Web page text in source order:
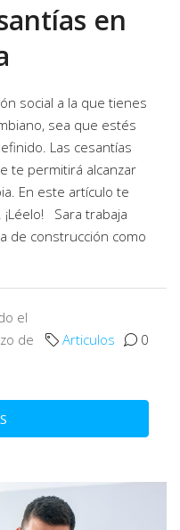
en
social a la que tienes
sea que estés
Las cesantías
te permitirá alcanzar
En este artículo te
Sara trabaja
de construcción como
el
de
Articulos 0